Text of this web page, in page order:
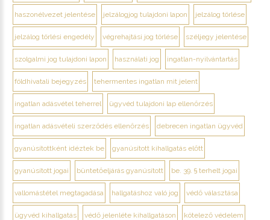
haszonélvezet jelentése jelzálogjog tulajdoni lapon jelzálog törlése
jelzálog törlési engedély végrehajtási jog törlése széljegy jelentése
szolgalmi jog tulajdoni lapon használati jog ingatlan-nyilvántartás
földhivatali bejegyzés tehermentes ingatlan mit jelent
ingatlan adásvétel teherrel ügyvéd tulajdoni lap ellenőrzés
ingatlan adásvételi szerződés ellenőrzés debrecen ingatlan ügyvéd
gyanúsítottként idéztek be gyanúsított kihallgatás előtt
gyanúsított jogai büntetőeljárás gyanúsított be. 39. § terhelt jogai
vallomástétel megtagadása hallgatáshoz való jog védő választása
ügyvéd kihallgatás védő jelenléte kihallgatáson kötelező védelem